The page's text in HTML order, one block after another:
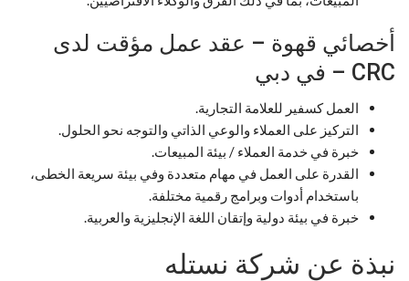
أخصائي قهوة – عقد عمل مؤقت لدى
CRC – في دبي
العمل كسفير للعلامة التجارية.
التركيز على العملاء والوعي الذاتي والتوجه نحو الحلول.
خبرة في خدمة العملاء / بيئة المبيعات.
القدرة على العمل في مهام متعددة وفي بيئة سريعة الخطى،
باستخدام أدوات وبرامج رقمية مختلفة.
خبرة في بيئة دولية وإتقان اللغة الإنجليزية والعربية.
نبذة عن شركة نستله